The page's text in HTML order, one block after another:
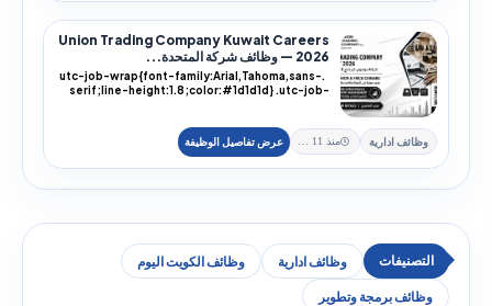
Union Trading Company Kuwait Careers
2026 — وظائف شركة المتحدة...
.utc-job-wrap{font-family:Arial,Tahoma,sans-
serif;line-height:1.8;color:#1d1d1d} .utc-job-
وظائف ادارية منذ 11 يوم
وظائف ادارية وظائف الكويت اليوم
وظائف برمجة وتطوير